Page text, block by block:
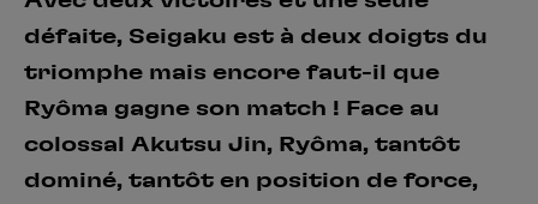
défaite, Seigaku est à deux doigts du
triomphe mais encore faut-il que
Ryôma gagne son match ! Face au
colossal Akutsu Jin, Ryôma, tantôt
dominé, tantôt en position de force,